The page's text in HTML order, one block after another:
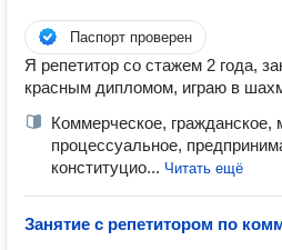
Паспорт проверен
Я репетитор со стажем 2 года,
красным дипломом, играю в
Коммерческое, гражданское,
процессуальное,
конституцио... Читать ещё
Занятие с репетитором по